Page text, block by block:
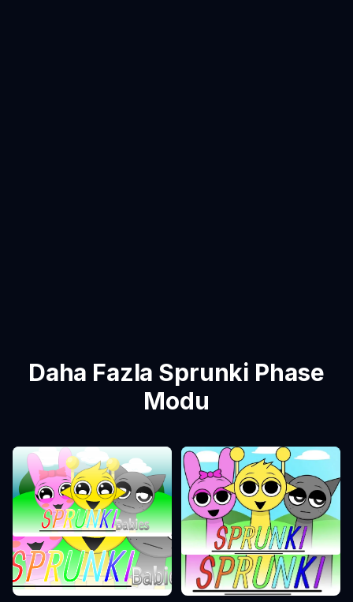
Daha Fazla Sprunki Phase
Modu
Sprunki Phase 0
Sprunki Phase 1